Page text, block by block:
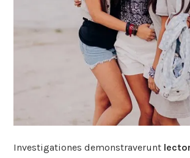
Investigationes demonstraverunt